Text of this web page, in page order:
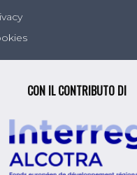
CON IL CONTRIBUTO DI